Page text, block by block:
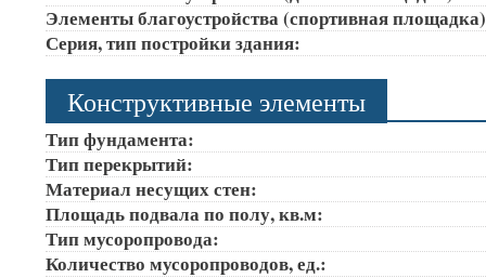
Элементы благоустройства (спортивная
Серия, тип постройки здания:
Конструктивные элементы
Тип фундамента:
Тип перекрытий:
Материал несущих стен:
Площадь подвала по полу, кв.м:
Тип мусоропровода:
Количество мусоропроводов, ед.: